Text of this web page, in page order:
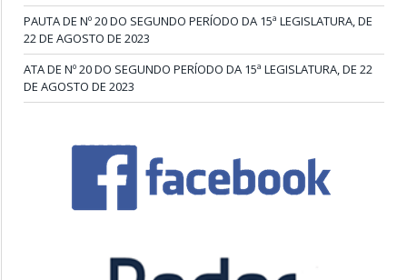
PAUTA DE Nº 20 DO SEGUNDO PERÍODO DA 15ª LEGISLATURA, DE
22 DE AGOSTO DE 2023
ATA DE Nº 20 DO SEGUNDO PERÍODO DA 15ª LEGISLATURA, DE 22
DE AGOSTO DE 2023